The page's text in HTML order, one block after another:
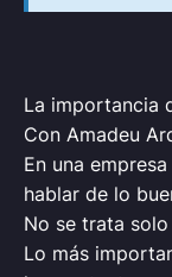
La importancia
Con Amadeu
En una
hablar de lo
No se trata
Lo más